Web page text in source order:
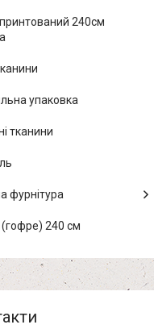
240см
упаковка
тканини
фурнітура
240 см